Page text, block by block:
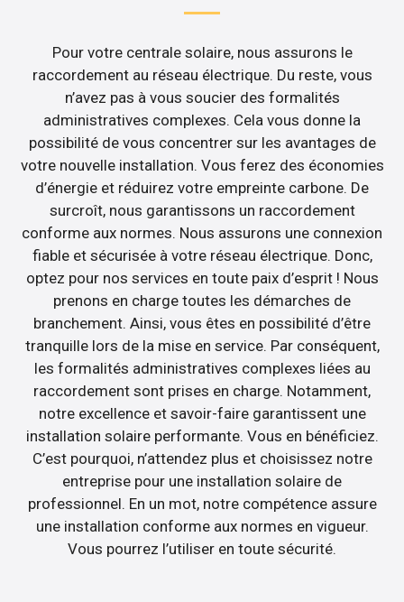
Pour votre centrale solaire, nous assurons le
raccordement au réseau électrique. Du reste, vous
n’avez pas à vous soucier des formalités
administratives complexes. Cela vous donne la
possibilité de vous concentrer sur les avantages de
votre nouvelle installation. Vous ferez des économies
d’énergie et réduirez votre empreinte carbone. De
surcroît, nous garantissons un raccordement
conforme aux normes. Nous assurons une connexion
fiable et sécurisée à votre réseau électrique. Donc,
optez pour nos services en toute paix d’esprit ! Nous
prenons en charge toutes les démarches de
branchement. Ainsi, vous êtes en possibilité d’être
tranquille lors de la mise en service. Par conséquent,
les formalités administratives complexes liées au
raccordement sont prises en charge. Notamment,
notre excellence et savoir-faire garantissent une
installation solaire performante. Vous en bénéficiez.
C’est pourquoi, n’attendez plus et choisissez notre
entreprise pour une installation solaire de
professionnel. En un mot, notre compétence assure
une installation conforme aux normes en vigueur.
Vous pourrez l’utiliser en toute sécurité.